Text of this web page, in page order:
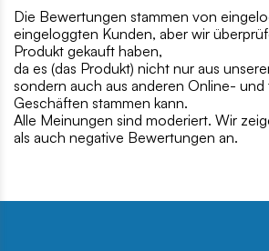
Die Bewertungen stammen von
eingeloggten Kunden, aber wir
Produkt gekauft haben,
da es (das Produkt) nicht nur aus
sondern auch aus anderen Online- und
Geschäften stammen kann.
Alle Meinungen sind moderiert. Wir
als auch negative Bewertungen an.